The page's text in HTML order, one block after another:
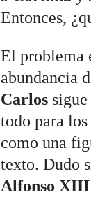
Entonces,
El problema
abundancia
Carlos
todo para
como una
texto. Dudo
Alfonso XIII